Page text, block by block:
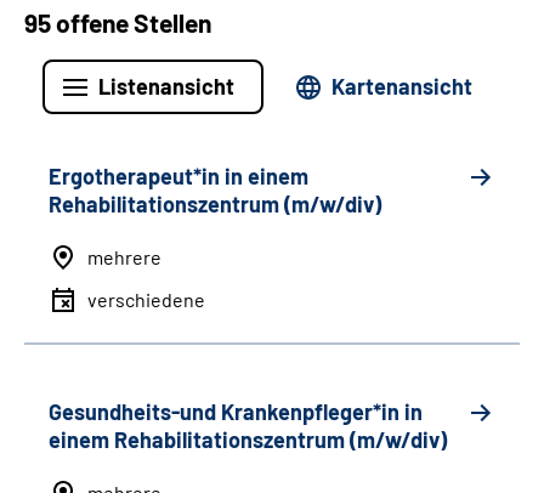
95 offene Stellen
Listenansicht Kartenansicht
Ergotherapeut*in in einem
Rehabilitationszentrum (m/w/div)
mehrere
verschiedene
Gesundheits-und Krankenpfleger*in in
einem Rehabilitationszentrum (m/w/div)